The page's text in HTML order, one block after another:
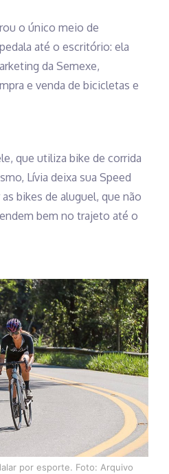
o único meio de
até o escritório: ela
da Semexe,
e venda de bicicletas e
que utiliza bike de corrida
Lívia deixa sua Speed
bikes de aluguel, que não
bem no trajeto até o
por esporte. Foto: Arquivo